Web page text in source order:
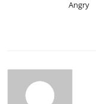
Angry